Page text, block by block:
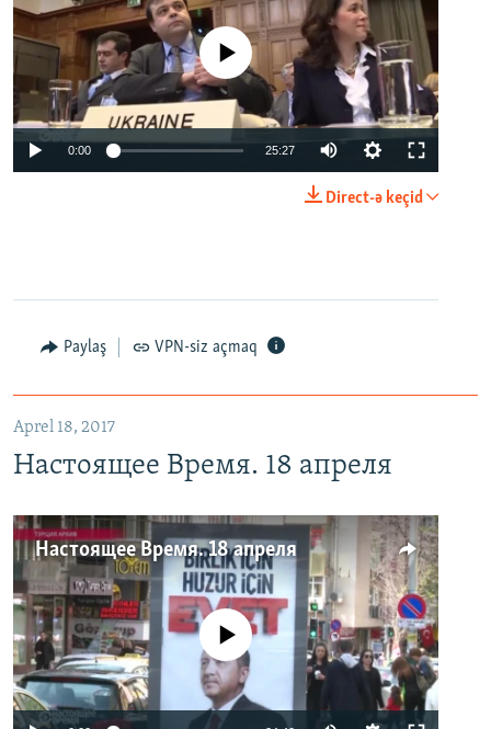
No media source currently available
0:00 25:27
Direct-ə keçid
Paylaş VPN-siz açmaq
Aprel 18, 2017
Настоящее Время. 18 апреля
Настоящее Время. 18 апреля
No media source currently available